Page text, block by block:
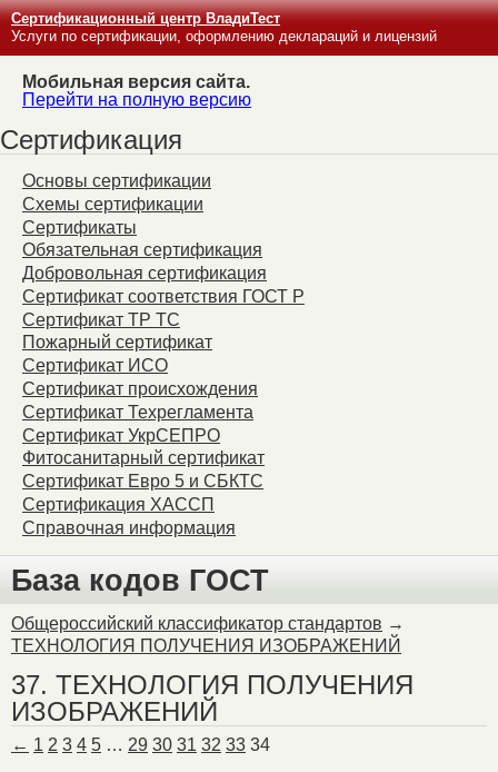
Сертификационный центр ВладиТест
Услуги по сертификации, оформлению деклараций и лицензий
Мобильная версия сайта.
Перейти на полную версию
Сертификация
Основы сертификации
Схемы сертификации
Сертификаты
Обязательная сертификация
Добровольная сертификация
Сертификат соответствия ГОСТ Р
Сертификат ТР ТС
Пожарный сертификат
Сертификат ИСО
Сертификат происхождения
Сертификат Техрегламента
Сертификат УкрСЕПРО
Фитосанитарный сертификат
Сертификат Евро 5 и СБКТС
Сертификация ХАССП
Справочная информация
База кодов ГОСТ
Общероссийский классификатор стандартов →
ТЕХНОЛОГИЯ ПОЛУЧЕНИЯ ИЗОБРАЖЕНИЙ
37. ТЕХНОЛОГИЯ ПОЛУЧЕНИЯ
ИЗОБРАЖЕНИЙ
← 1 2 3 4 5 … 29 30 31 32 33 34